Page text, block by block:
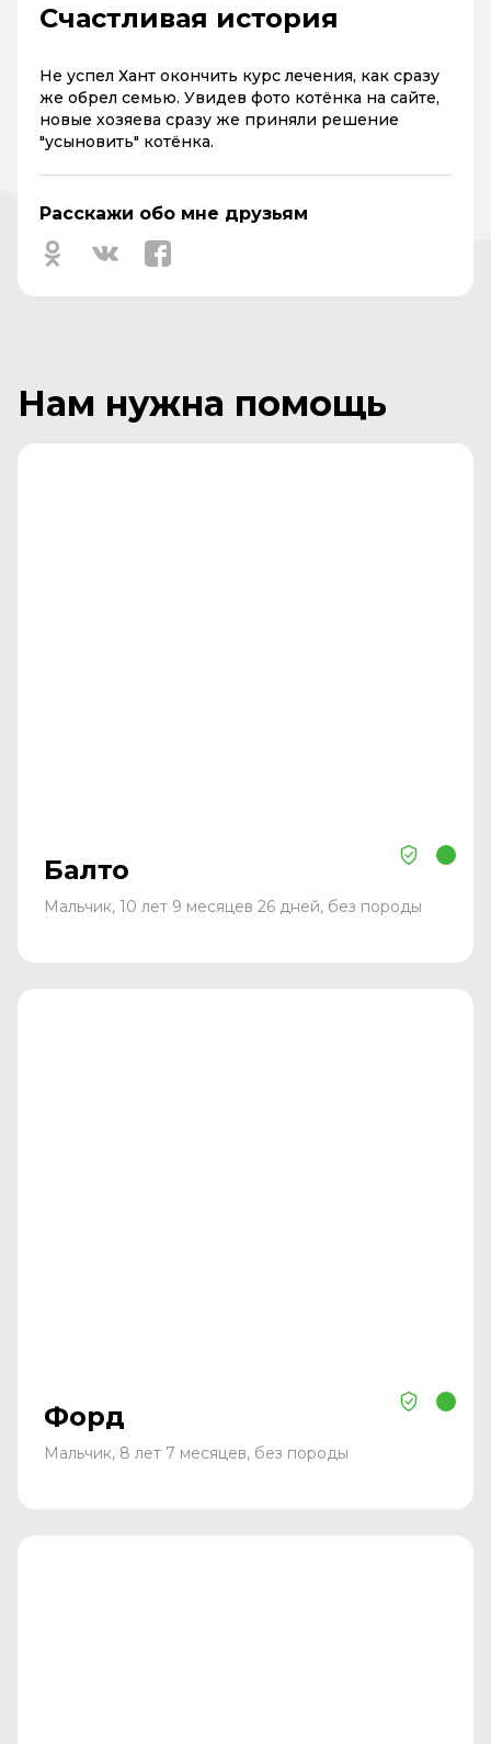
Счастливая история
Не успел Хант окончить курс лечения, как сразу
же обрел семью. Увидев фото котёнка на сайте,
новые хозяева сразу же приняли решение
"усыновить" котёнка.
Расскажи обо мне друзьям
Нам нужна помощь
Балто
Мальчик, 10 лет 9 месяцев 26 дней, без породы
Форд
Мальчик, 8 лет 7 месяцев, без породы